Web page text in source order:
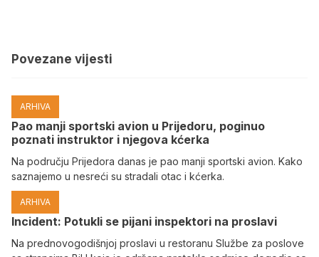
Povezane vijesti
ARHIVA
Pao manji sportski avion u Prijedoru, poginuo
poznati instruktor i njegova kćerka
Na području Prijedora danas je pao manji sportski avion. Kako
saznajemo u nesreći su stradali otac i kćerka.
ARHIVA
Incident: Potukli se pijani inspektori na proslavi
Na prednovogodišnjoj proslavi u restoranu Službe za poslove